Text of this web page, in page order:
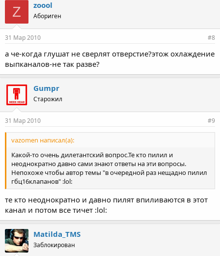
Z zoool
Абориген
31 Мар 2010 #8
а че-когда глушат не сверлят отверстие?этож охлаждение
выпканалов-не так разве?
Gumpr
Старожил
31 Мар 2010 #9
vazomen написал(а):
Какой-то очень дилетантский вопрос.Те кто пилил и
неоднократно давно сами знают ответы на эти вопросы.
Непохоже чтобы автор темы "в очередной раз нещадно пилил
гбц16клапанов" :lol:
те кто неоднократно и давно пилят впиливаются в этот
канал и потом все тичет :lol:
Matilda_TMS
Заблокирован